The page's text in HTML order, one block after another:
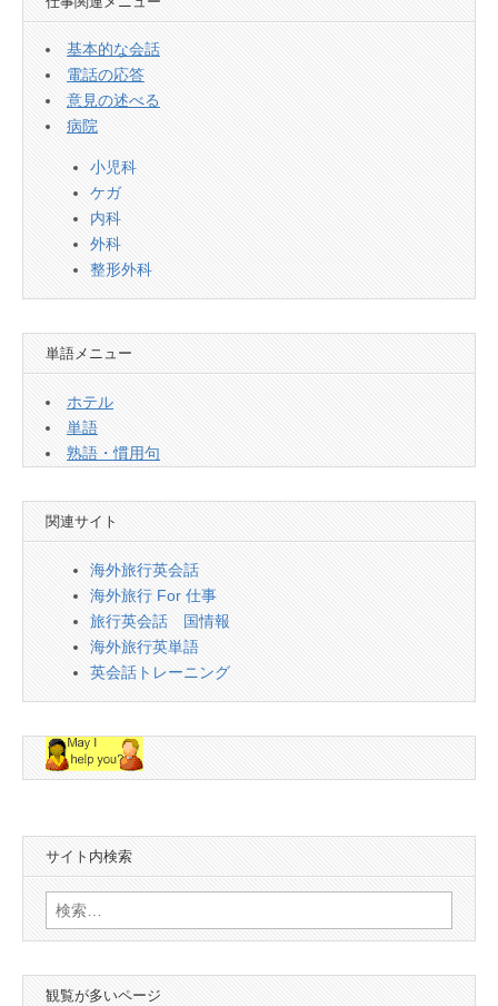
基本的な会話
電話の応答
意見の述べる
病院
小児科
ケガ
内科
外科
整形外科
単語メニュー
ホテル
単語
熟語・慣用句
関連サイト
海外旅行英会話
海外旅行 For 仕事
旅行英会話 国情報
海外旅行英単語
英会話トレーニング
サイト内検索
検
索:
観覧が多いページ